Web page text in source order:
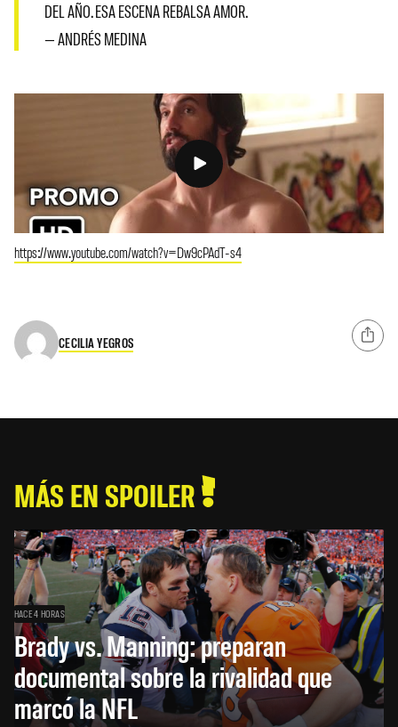
DEL AÑO. ESA ESCENA REBALSA AMOR.
— ANDRÉS MEDINA
https://www.youtube.com/watch?v=Dw9cPAdT-s4
CECILIA YEGROS
MÁS EN SPOILER
HACE 4 HORAS
Brady vs. Manning: preparan
documental sobre la rivalidad que
marcó la NFL